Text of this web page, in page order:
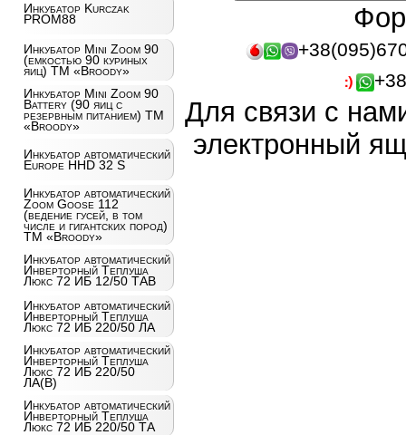
Инкубатор Kurczak
PROM88
Инкубатор Mini Zoom 90
(емкостью 90 куриных
яиц) ТМ «Broody»
Инкубатор Mini Zoom 90
Battery (90 яиц с
резервным питанием) ТМ
«Broody»
Инкубатор автоматический
Europe HHD 32 S
Инкубатор автоматический
Zoom Goose 112
(ведение гусей, в том
числе и гигантских пород)
ТМ «Broody»
Инкубатор автоматический
Инверторный Теплуша
Люкс 72 ИБ 12/50 ТАВ
Инкубатор автоматический
Инверторный Теплуша
Люкс 72 ИБ 220/50 ЛА
Инкубатор автоматический
Инверторный Теплуша
Люкс 72 ИБ 220/50
ЛА(В)
Инкубатор автоматический
Инверторный Теплуша
Люкс 72 ИБ 220/50 ТА
Для связи с
электронный